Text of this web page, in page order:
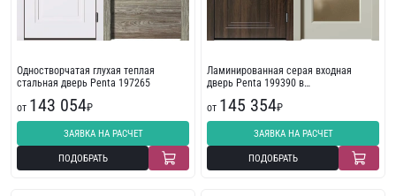
Одностворчатая глухая теплая
стальная дверь Penta 197265
от 143 054₽
ЗАЯВКА НА РАСЧЕТ
ПОДОБРАТЬ
Ламинированная серая входная
дверь Penta 199390 в
от 145 354₽
ЗАЯВКА НА РАСЧЕТ
ПОДОБРАТЬ